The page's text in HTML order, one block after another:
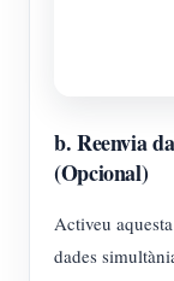
b. Reenvia
(Opcional)
Activeu
dades